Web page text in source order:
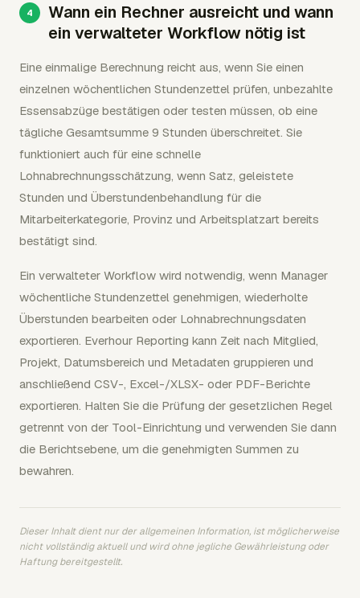
Wann ein Rechner ausreicht und wann
ein verwalteter Workflow nötig ist
Eine einmalige Berechnung reicht aus, wenn Sie einen
einzelnen wöchentlichen Stundenzettel prüfen, unbezahlte
Essensabzüge bestätigen oder testen müssen, ob eine
tägliche Gesamtsumme 9 Stunden überschreitet. Sie
funktioniert auch für eine schnelle
Lohnabrechnungsschätzung, wenn Satz, geleistete
Stunden und Überstundenbehandlung für die
Mitarbeiterkategorie, Provinz und Arbeitsplatzart bereits
bestätigt sind.
Ein verwalteter Workflow wird notwendig, wenn Manager
wöchentliche Stundenzettel genehmigen, wiederholte
Überstunden bearbeiten oder Lohnabrechnungsdaten
exportieren. Everhour Reporting kann Zeit nach Mitglied,
Projekt, Datumsbereich und Metadaten gruppieren und
anschließend CSV-, Excel-/XLSX- oder PDF-Berichte
exportieren. Halten Sie die Prüfung der gesetzlichen Regel
getrennt von der Tool-Einrichtung und verwenden Sie dann
die Berichtsebene, um die genehmigten Summen zu
bewahren.
Dieser Inhalt dient nur der allgemeinen Information, ist möglicherweise
nicht vollständig aktuell und wird ohne jegliche Gewährleistung oder
Haftung bereitgestellt.